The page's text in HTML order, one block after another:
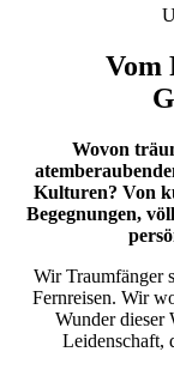
Vom
Wovon
Kulturen? Von
Begegnungen,
Wir Traumfänger
Fernreisen. Wir
Wunder dieser
Leidenschaft,